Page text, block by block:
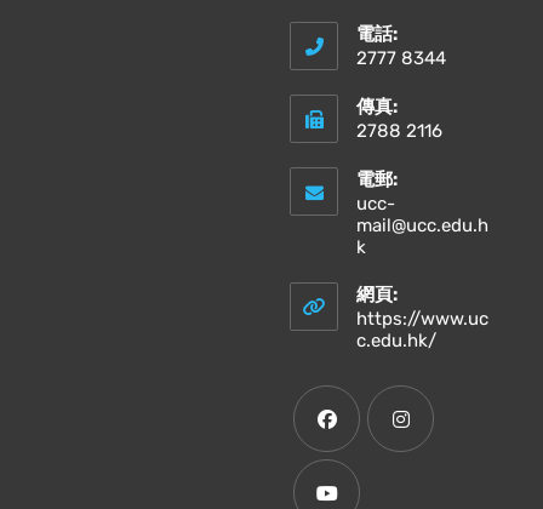
電話:
2777 8344
傳真:
2788 2116
電郵:
ucc-
mail@ucc.edu.h
k
your
application
網頁:
https://www.uc
c.edu.hk/Opens
Opens
in